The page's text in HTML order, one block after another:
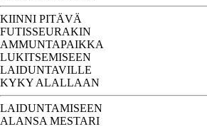
KIINNI PITÄVÄ
FUTISSEURAKIN
AMMUNTAPAIKKA
LUKITSEMISEEN
LAIDUNTAVILLE
KYKY ALALLAAN
LAIDUNTAMISEEN
ALANSA MESTARI